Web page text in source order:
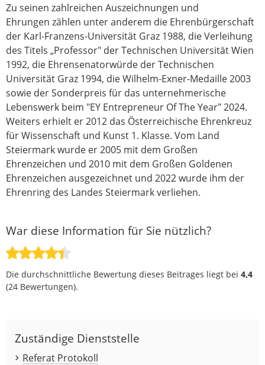
Zu seinen zahlreichen Auszeichnungen und
Ehrungen zählen unter anderem die Ehrenbürgerschaft
der Karl-Franzens-Universität Graz 1988, die Verleihung
des Titels „Professor" der Technischen Universität Wien
1992, die Ehrensenatorwürde der Technischen
Universität Graz 1994, die Wilhelm-Exner-Medaille 2003
sowie der Sonderpreis für das unternehmerische
Lebenswerk beim "EY Entrepreneur Of The Year" 2024.
Weiters erhielt er 2012 das Österreichische Ehrenkreuz
für Wissenschaft und Kunst 1. Klasse. Vom Land
Steiermark wurde er 2005 mit dem Großen
Ehrenzeichen und 2010 mit dem Großen Goldenen
Ehrenzeichen ausgezeichnet und 2022 wurde ihm der
Ehrenring des Landes Steiermark verliehen.
War diese Information für Sie nützlich?
Die durchschnittliche Bewertung dieses Beitrages liegt bei 4,4
(24 Bewertungen).
Zuständige Dienststelle
Referat Protokoll